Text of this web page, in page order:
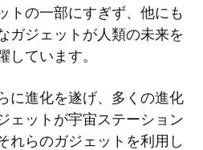
トの一部にすぎず、他にも
ガジェットが人類の未来を
しています。
に進化を遂げ、多くの進化
ェットが宇宙ステーション
れらのガジェットを利用し